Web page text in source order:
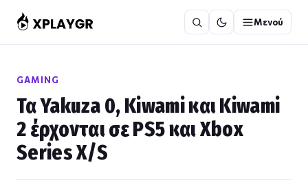
στο
περιεχόμενο
Μενού
GAMING
Τα Yakuza 0, Kiwami και Kiwami
2 έρχονται σε PS5 και Xbox
Series X/S